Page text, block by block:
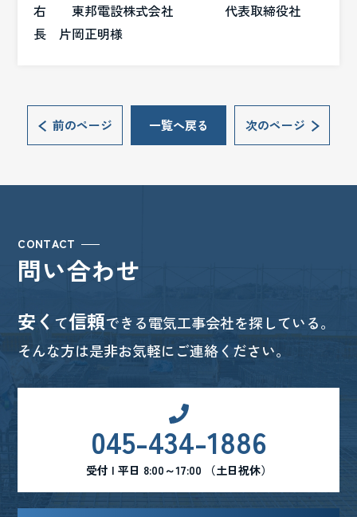
右 東邦電設株式会社 代表取締役社
長 片岡正明様
前のページ 一覧へ戻る 次のページ
CONTACT
問い合わせ
安く て信頼できる電気工事会社を探している。
そんな方は是非お気軽にご連絡ください。
045-434-1886
受付 | 平日 8:00～17:00 （土日祝休）